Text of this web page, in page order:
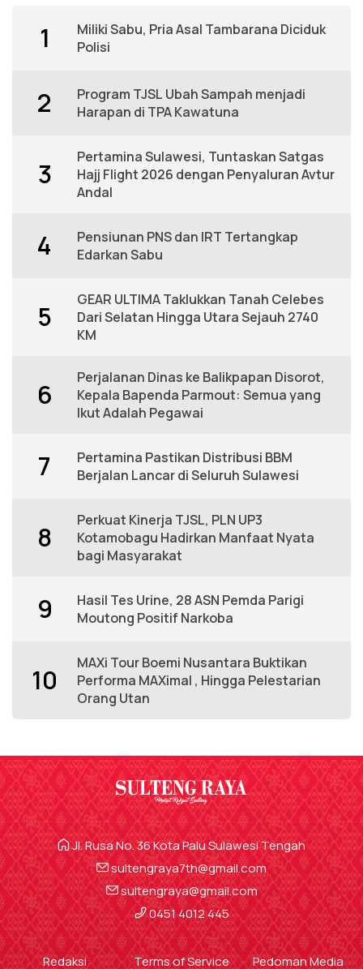
1
Miliki Sabu, Pria Asal Tambarana Diciduk
Polisi
2
Program TJSL Ubah Sampah menjadi
Harapan di TPA Kawatuna
3
Pertamina Sulawesi, Tuntaskan Satgas
Hajj Flight 2026 dengan Penyaluran Avtur
Andal
4
Pensiunan PNS dan IRT Tertangkap
Edarkan Sabu
5
GEAR ULTIMA Taklukkan Tanah Celebes
Dari Selatan Hingga Utara Sejauh 2740
KM
6
Perjalanan Dinas ke Balikpapan Disorot,
Kepala Bapenda Parmout: Semua yang
Ikut Adalah Pegawai
7
Pertamina Pastikan Distribusi BBM
Berjalan Lancar di Seluruh Sulawesi
8
Perkuat Kinerja TJSL, PLN UP3
Kotamobagu Hadirkan Manfaat Nyata
bagi Masyarakat
9
Hasil Tes Urine, 28 ASN Pemda Parigi
Moutong Positif Narkoba
10
MAXi Tour Boemi Nusantara Buktikan
Performa MAXimal , Hingga Pelestarian
Orang Utan
Jl. Rusa No. 36 Kota Palu Sulawesi Tengah
sultengraya7th@gmail.com
sultengraya@gmail.com
0451 4012 445
Redaksi Terms of Service Pedoman Media